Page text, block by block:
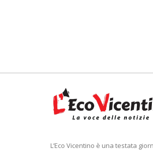
L’Eco Vicentino è una testata